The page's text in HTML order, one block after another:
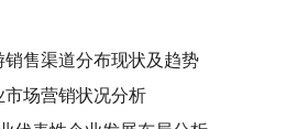
销售渠道分布现状及趋势
市场营销状况分析